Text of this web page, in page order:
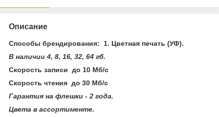
Описание
Способы брендирования: 1. Цветная печать (УФ).
В наличии 4, 8, 16, 32, 64 гб.
Скорость записи до 10 Мб/с
Скорость чтения до 30 Мб/с
Гарантия на флешки - 2 года.
Цвета в ассортименте.